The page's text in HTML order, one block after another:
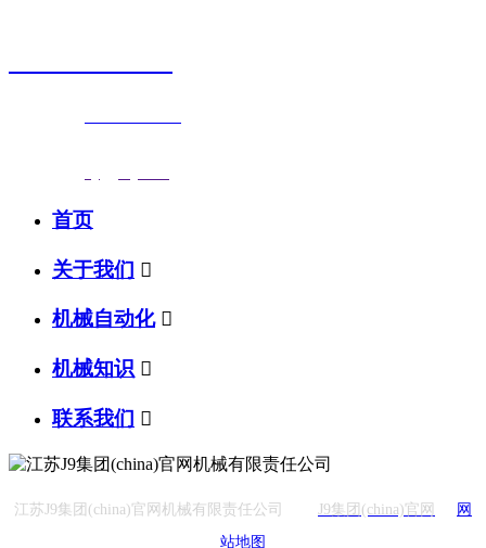
首页
关于我们 
机械自动化 
机械知识 
联系我们 
江苏J9集团(china)官网机械有限责任公司 J9集团(china)官网
网
站地图